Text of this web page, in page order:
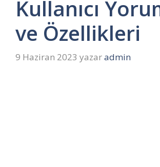
Kullanıcı
ve Özellikleri
9 Haziran 2023 yazaradmin